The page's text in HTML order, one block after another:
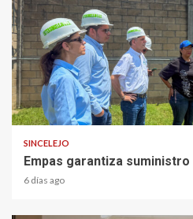
1 min read
SINCELEJO
Empas garantiza
6 días ago